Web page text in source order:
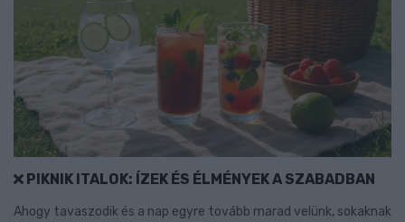
PIKNIK ITALOK: ÍZEK ÉS ÉLMÉNYEK A SZABADBAN
Ahogy tavaszodik és a nap egyre tovább marad velünk, sokaknak